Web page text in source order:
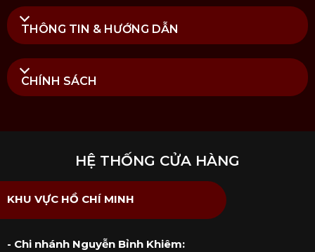
THÔNG TIN & HƯỚNG DẪN
CHÍNH SÁCH
HỆ THỐNG CỬA HÀNG
KHU VỰC HỒ CHÍ MINH
- Chi nhánh Nguyễn Bỉnh Khiêm: